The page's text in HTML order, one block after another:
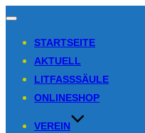
Navigation
STARTSEITE
AKTUELL
LITFASSSÄULE
ONLINESHOP
VEREIN